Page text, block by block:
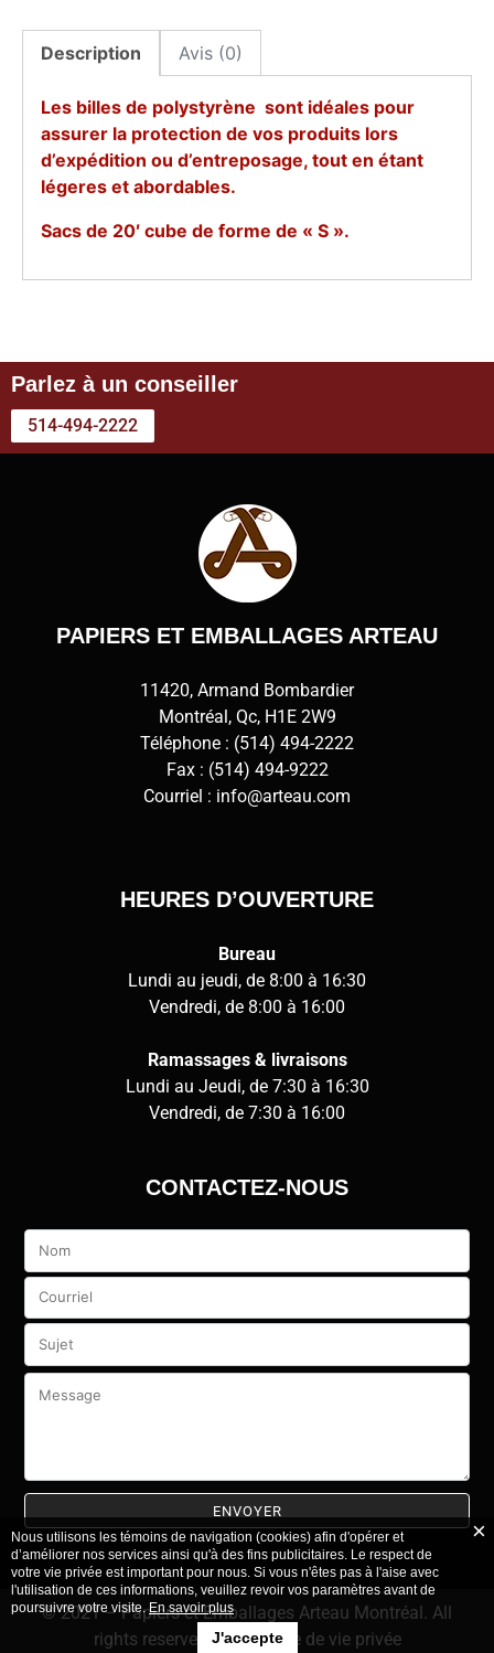
Description Avis (0)
Les billes de polystyrène sont idéales pour
assurer la protection de vos produits lors
d’expédition ou d’entreposage, tout en étant
légeres et abordables.
Sacs de 20′ cube de forme de « S ».
Parlez à un conseiller
514-494-2222
PAPIERS ET EMBALLAGES ARTEAU
11420, Armand Bombardier
Montréal, Qc, H1E 2W9
Téléphone : (514) 494-2222
Fax : (514) 494-9222
Courriel : info@arteau.com
HEURES D’OUVERTURE
Bureau
Lundi au jeudi, de 8:00 à 16:30
Vendredi, de 8:00 à 16:00
Ramassages & livraisons
Lundi au Jeudi, de 7:30 à 16:30
Vendredi, de 7:30 à 16:00
CONTACTEZ-NOUS
Veuillez
vide.
© 2021 – Papiers et Emballages Arteau Montréal. All
rights reserved.
–Politique de vie privée
Nous utilisons les témoins de navigation (cookies) afin d'opérer et
d’améliorer nos services ainsi qu'à des fins publicitaires. Le respect de
votre vie privée est important pour nous. Si vous n'êtes pas à l'aise avec
l'utilisation de ces informations, veuillez revoir vos paramètres avant de
poursuivre votre visite.En savoir plus
J'accepte